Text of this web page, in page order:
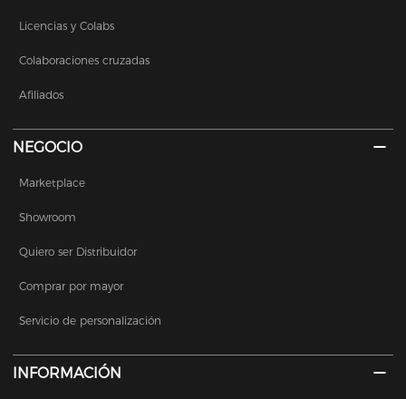
Licencias y Colabs
Colaboraciones cruzadas
Afiliados
NEGOCIO
Marketplace
Showroom
Quiero ser Distribuidor
Comprar por mayor
Servicio de personalización
INFORMACIÓN